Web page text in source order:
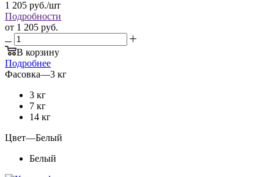
1 205 руб./шт
Подробности
от 1 205 руб.
В корзину
Подробнее
Фасовка—3 кг
3 кг
7 кг
14 кг
Цвет—Белый
Белый